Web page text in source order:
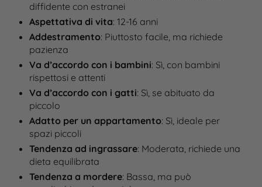
diffidente con estranei
Aspettativa di vita: 12-16 anni
Addestramento: Piuttosto facile, ma richiede
pazienza
Va d’accordo con i bambini: Sì, con bambini
rispettosi e attenti
Va d’accordo con i gatti: Sì, se abituato da
piccolo
Adatto per un appartamento: Sì, ideale per
spazi piccoli
Tendenza ad ingrassare: Moderata, richiede una
dieta equilibrata
Tendenza a mordere: Bassa, ma può